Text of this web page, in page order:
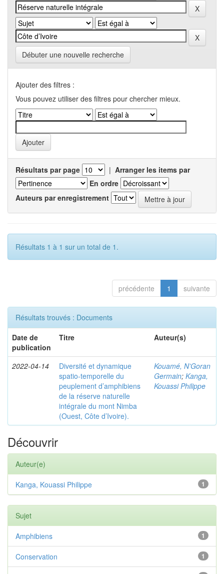
Débuter une nouvelle recherche
Ajouter des filtres :
Vous pouvez utiliser des filtres pour chercher mieux.
Résultats par page | Arranger les items par
En ordre
Auteurs par enregistrement
Résultats 1 à 1 sur un total de 1.
précédente 1 suivante
Résultats trouvés : Documents
Date de
publication
Titre Auteur(s)
2022-04-14
Diversité et dynamique
spatio-temporelle du
peuplement d’amphibiens
de la réserve naturelle
intégrale du mont Nimba
(Ouest, Côte d’Ivoire).
Kouamé, N’Goran
Germain; Kanga,
Kouassi Philippe
Découvrir
Auteur(e)
1
Kanga, Kouassi Philippe
Sujet
1
Amphibiens
1
Conservation